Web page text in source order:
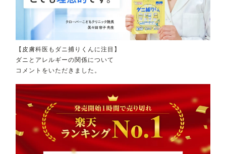
【皮膚科医もダニ捕りくんに注目】
ダニとアレルギーの関係について
コメントをいただきました。